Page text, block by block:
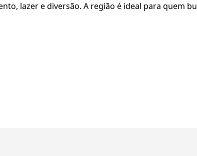
lazer e diversão. A região é ideal para quem